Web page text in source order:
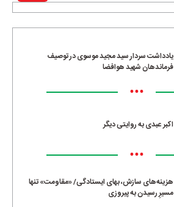
یادداشت سردار سید مجید موسوی در توصیف
فرماندهان شهید هوافضا
•••
اکبر عبدی به روایتی دیگر
•••
هزینه‌های سازش، بهای ایستادگی/ «مقاومت» تنها
مسیرِ رسیدن به پیروزی